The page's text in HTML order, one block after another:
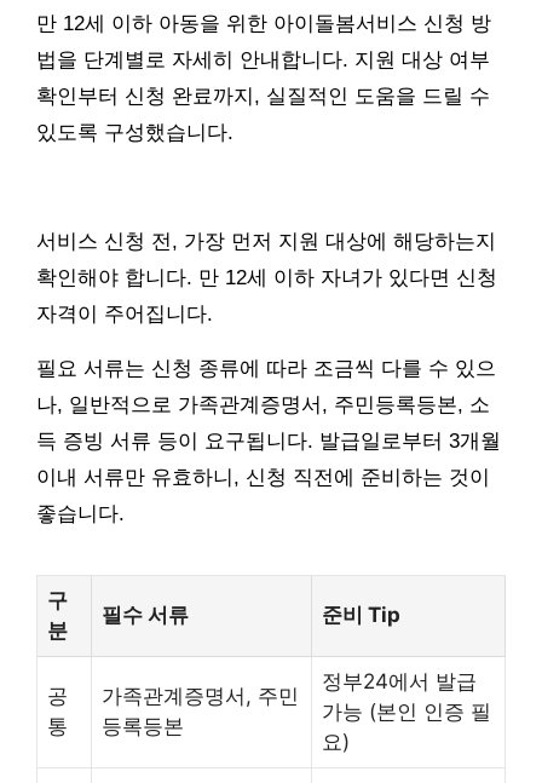
만 12세 이하 아동을 위한 아이돌봄서비스 신청 방
법을 단계별로 자세히 안내합니다. 지원 대상 여부
확인부터 신청 완료까지, 실질적인 도움을 드릴 수
있도록 구성했습니다.
서비스 신청 전, 가장 먼저 지원 대상에 해당하는지
확인해야 합니다. 만 12세 이하 자녀가 있다면 신청
자격이 주어집니다.
필요 서류는 신청 종류에 따라 조금씩 다를 수 있으
나, 일반적으로 가족관계증명서, 주민등록등본, 소
득 증빙 서류 등이 요구됩니다. 발급일로부터 3개월
이내 서류만 유효하니, 신청 직전에 준비하는 것이
좋습니다.
구
분
필수 서류 준비 Tip
공
통
가족관계증명서, 주민
등록등본
정부24에서 발급
가능 (본인 인증 필
요)